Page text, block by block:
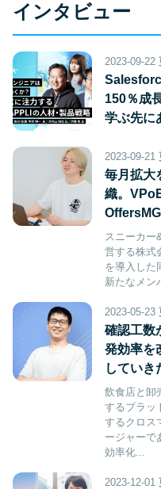
インタビュー
2023-09-22
150％成
学ぶ先に
2023-09-21
毎月拡大
織。
スニーカー
営する株式
を導入した
新たなメン
2023-05-23
確認工数
発効率を
していき
飲食店と卸
するプラッ
するクロス
ージャーで
効率化...
2023-12-01